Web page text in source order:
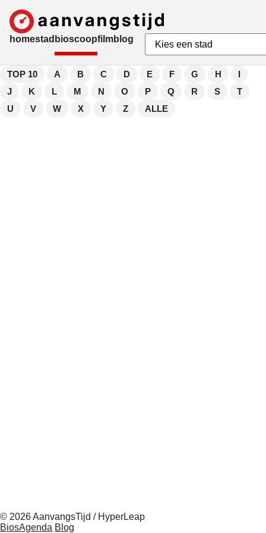
homestad bioscoopfilmblog
TOP 10 A B C D E F G H
I
J
K L M N O P Q R S
T
U
V W X Y Z ALLE
© 2026 AanvangsTijd / HyperLeap
BiosAgenda Blog